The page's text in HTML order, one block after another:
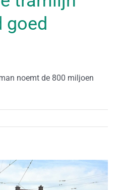
goed
noemt de 800 miljoen